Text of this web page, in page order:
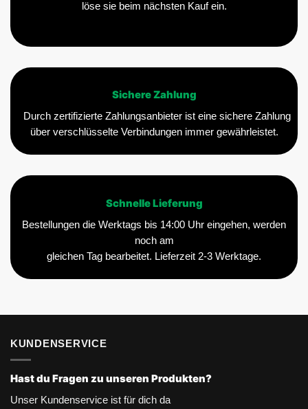
löse sie beim nächsten Kauf ein.
Sichere Zahlung
Durch zertifizierte Zahlungsanbieter ist eine sichere Zahlung
über verschlüsselte Verbindungen immer gewährleistet.
Schnelle Lieferung
Bestellungen die Werktags bis 14:00 Uhr eingehen, werden
noch am
gleichen Tag bearbeitet. Lieferzeit 2-3 Werktage.
KUNDENSERVICE
Hast du Fragen zu unseren Produkten?
Unser Kundenservice ist für dich da